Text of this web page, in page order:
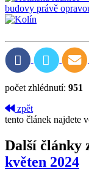
počet zhlédnutí: 951
zpět
tento článek najdete
Další články
květen 2024